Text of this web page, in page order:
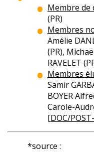
Membre de
(PR)
Membres
Amélie
(PR),
RAVELET
Membres
Samir
BOYER
Carole-
[DOC/
*source :